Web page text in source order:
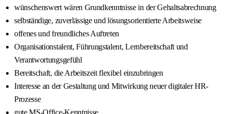
wünschenswert wären Grundkenntnisse in der Gehaltsabrechnung
selbständige, zuverlässige und lösungsorientierte Arbeitsweise
offenes und freundliches Auftreten
Organisationstalent, Führungstalent, Lernbereitschaft und
Verantwortungsgefühl
Bereitschaft, die Arbeitszeit flexibel einzubringen
Interesse an der Gestaltung und Mitwirkung neuer digitaler HR-
Prozesse